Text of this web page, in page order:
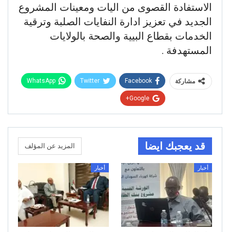
الاستفادة القصوى من اليات ومعينات المشروع
الجديد في تعزيز ادارة النفايات الصلبة وترقية
الخدمات بقطاع البيية والصحة بالولايات
المستهدفة .
مشاركة Facebook
Twitter
WhatsApp
Google+
قد يعجبك ايضا المزيد عن المؤلف
أخبار أخبار